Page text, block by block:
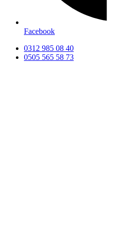
Facebook
0312 985 08 40
0505 565 58 73